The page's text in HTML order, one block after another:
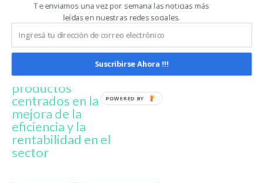
de conectividad
en tiempo real
Massey Ferguson
presenta en
AgroActiva 2026
nuevos
productos
centrados en la
mejora de la
eficiencia y la
rentabilidad en el
sector
Te enviamos una vez por semana las noticias más
leídas en nuestras redes sociales.
Suscribirse Ahora !!!